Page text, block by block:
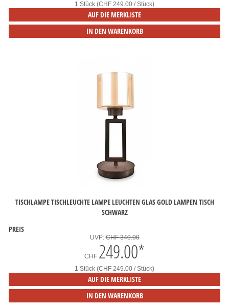
1 Stück (CHF 249.00 / Stück)
AUF DIE MERKLISTE
IN DEN WARENKORB
TISCHLAMPE TISCHLEUCHTE LAMPE LEUCHTEN GLAS GOLD LAMPEN TISCH
SCHWARZ
PREIS
UVP:CHF 340.00
CHF 249.00*
1 Stück (CHF 249.00 / Stück)
AUF DIE MERKLISTE
IN DEN WARENKORB